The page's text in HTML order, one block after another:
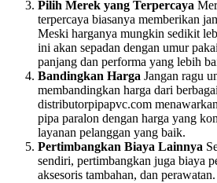
Pilih Merek yang Terpercaya
terpercaya biasanya memberikan
Meski harganya mungkin sedikit
ini akan sepadan dengan umur
panjang dan performa yang lebih
Bandingkan Harga Jangan ragu
membandingkan harga dari
distributorpipapvc.com
pipa paralon dengan harga yang
layanan pelanggan yang baik.
Pertimbangkan Biaya Lainnya
sendiri, pertimbangkan juga biaya
aksesoris tambahan, dan perawatan.